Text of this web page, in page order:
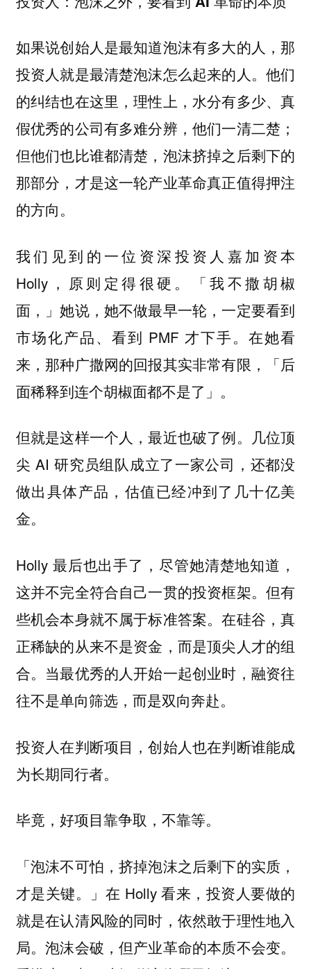
如果说创始人是最知道泡沫有多大的人，那
投资人就是最清楚泡沫怎么起来的人。他们
的纠结也在这里，理性上，水分有多少、真
假优秀的公司有多难分辨，他们一清二楚；
但他们也比谁都清楚，泡沫挤掉之后剩下的
那部分，才是这一轮产业革命真正值得押注
的方向。
我们见到的一位资深投资人嘉加资本
Holly，原则定得很硬。「我不撒胡椒
面，」她说，她不做最早一轮，一定要看到
市场化产品、看到 PMF 才下手。在她看
来，那种广撒网的回报其实非常有限，「后
面稀释到连个胡椒面都不是了」。
但就是这样一个人，最近也破了例。几位顶
尖 AI 研究员组队成立了一家公司，还都没
做出具体产品，估值已经冲到了几十亿美
金。
Holly 最后也出手了，尽管她清楚地知道，
这并不完全符合自己一贯的投资框架。但有
些机会本身就不属于标准答案。在硅谷，真
正稀缺的从来不是资金，而是顶尖人才的组
合。当最优秀的人开始一起创业时，融资往
往不是单向筛选，而是双向奔赴。
投资人在判断项目，创始人也在判断谁能成
为长期同行者。
毕竟，好项目靠争取，不靠等。
「泡沫不可怕，挤掉泡沫之后剩下的实质，
才是关键。」在 Holly 看来，投资人要做的
就是在认清风险的同时，依然敢于理性地入
局。泡沫会破，但产业革命的本质不会变。